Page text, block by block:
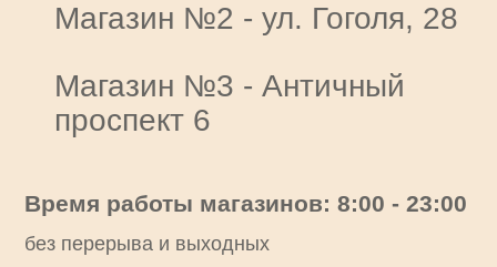
Магазин №2 - ул. Гоголя, 28
Магазин №3 - Античный
проспект 6
Время работы магазинов: 8:00 - 23:00
без перерыва и выходных